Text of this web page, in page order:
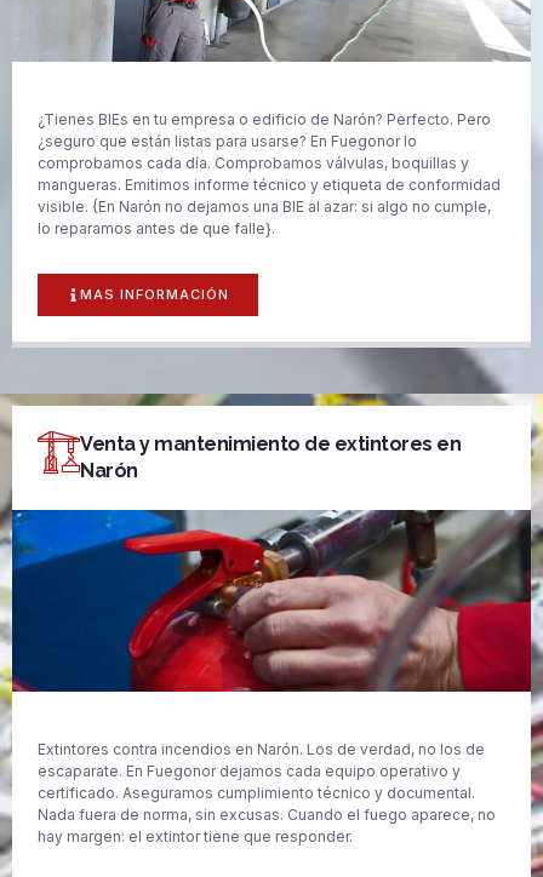
¿Tienes BIEs en tu empresa o edificio de Narón? Perfecto. Pero
¿seguro que están listas para usarse? En Fuegonor lo
comprobamos cada día. Comprobamos válvulas, boquillas y
mangueras. Emitimos informe técnico y etiqueta de conformidad
visible. {En Narón no dejamos una BIE al azar: si algo no cumple,
lo reparamos antes de que falle}.
MAS INFORMACIÓN
Venta y mantenimiento de extintores en
Narón
Extintores contra incendios en Narón. Los de verdad, no los de
escaparate. En Fuegonor dejamos cada equipo operativo y
certificado. Aseguramos cumplimiento técnico y documental.
Nada fuera de norma, sin excusas. Cuando el fuego aparece, no
hay margen: el extintor tiene que responder.